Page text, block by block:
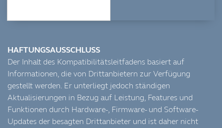
HAFTUNGSAUSSCHLUSS
Der Inhalt des Kompatibilitätsleitfadens basiert auf
Informationen, die von Drittanbietern zur Verfügung
gestellt werden. Er unterliegt jedoch ständigen
Aktualisierungen in Bezug auf Leistung, Features und
Funktionen durch Hardware-, Firmware- und Software-
Updates der besagten Drittanbieter und ist daher nicht